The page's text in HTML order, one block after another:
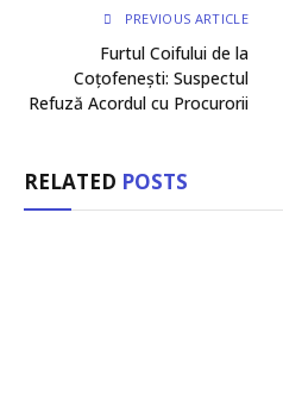
PREVIOUS ARTICLE
Furtul Coifului de la
Coțofenești: Suspectul
Refuză Acordul cu Procurorii
RELATED POSTS